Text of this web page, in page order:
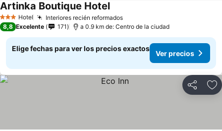
3 Estrellas
Hotel Interiores recién reformados
Artinka Boutique Hotel
8,8 Excelente 171 a 0.9 km de: Centro de la ciudad
Elige fechas para ver los precios exactos
Ver precios
Compartir